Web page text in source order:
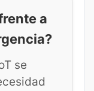
a
se